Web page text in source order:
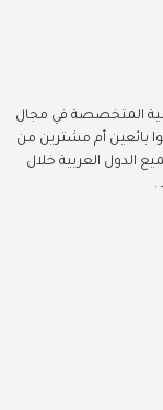
المتخصصة في مجال
بائعين أم مشترين من
الدول العربية خلال
.